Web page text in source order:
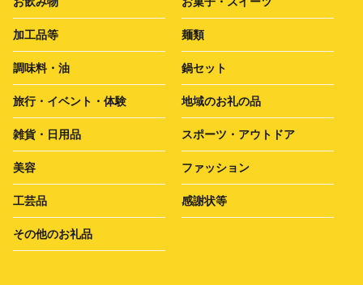
加工品等 麺類
調味料・油 鍋セット
旅行・イベント・体験 地域のお礼の品
雑貨・日用品 スポーツ・アウトドア
美容 ファッション
工芸品 感謝状等
その他のお礼品